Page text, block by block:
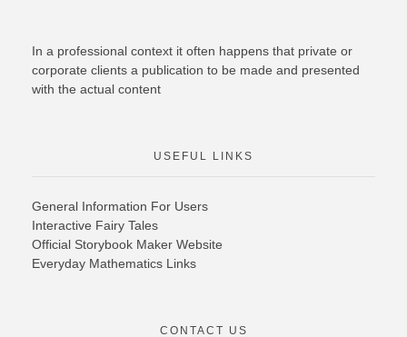
In a professional context it often happens that private or
corporate clients a publication to be made and presented
with the actual content
USEFUL LINKS
General Information For Users
Interactive Fairy Tales
Official Storybook Maker Website
Everyday Mathematics Links
CONTACT US